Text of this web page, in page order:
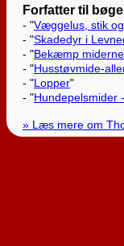
Forfatter til
- "Væggelus, stik
- "Skadedyr i
- "Bekæmp
- "Husstøvmide-
- "Lopper"
- "Hundepelsmider
» Læs mere om